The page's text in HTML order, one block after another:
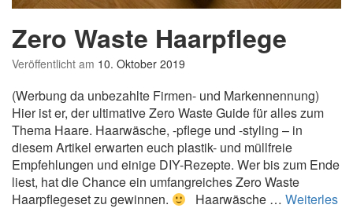
Zero Waste Haarpflege
Veröffentlicht am 10. Oktober 2019
(Werbung da unbezahlte Firmen- und Markennennung)
Hier ist er, der ultimative Zero Waste Guide für alles zum
Thema Haare. Haarwäsche, -pflege und -styling – in
diesem Artikel erwarten euch plastik- und müllfreie
Empfehlungen und einige DIY-Rezepte. Wer bis zum Ende
liest, hat die Chance ein umfangreiches Zero Waste
Haarpflegeset zu gewinnen.
Haarwäsche …Weiterles